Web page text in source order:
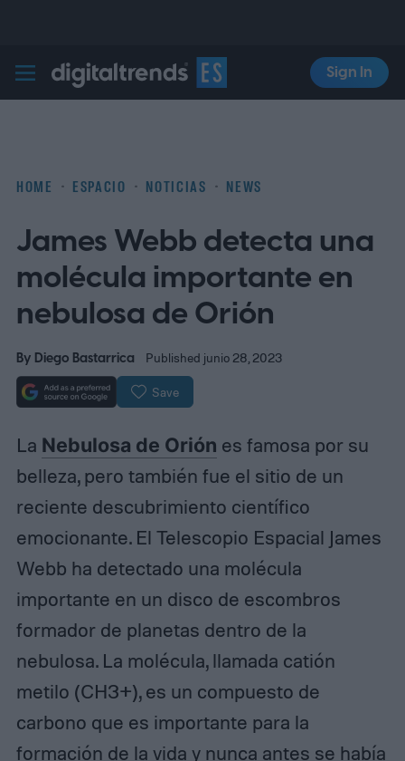
Digital Trends Español
Sign In
HOME ESPACIO NOTICIAS NEWS
James Webb detecta una
molécula importante en
nebulosa de Orión
By Diego Bastarrica Published junio 28, 2023
Save
La Nebulosa de Orión es famosa por su
belleza, pero también fue el sitio de un
reciente descubrimiento científico
emocionante. El Telescopio Espacial James
Webb ha detectado una molécula
importante en un disco de escombros
formador de planetas dentro de la
nebulosa. La molécula, llamada catión
metilo (CH3+), es un compuesto de
carbono que es importante para la
formación de la vida y nunca antes se había